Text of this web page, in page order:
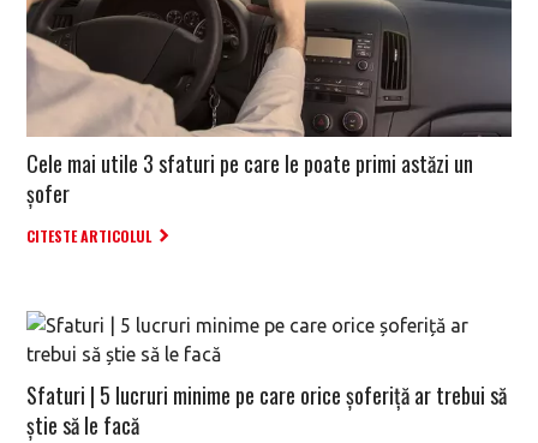
Cele mai utile 3 sfaturi pe care le poate primi astăzi un
șofer
CITESTE ARTICOLUL
Sfaturi | 5 lucruri minime pe care orice șoferiță ar trebui să
știe să le facă